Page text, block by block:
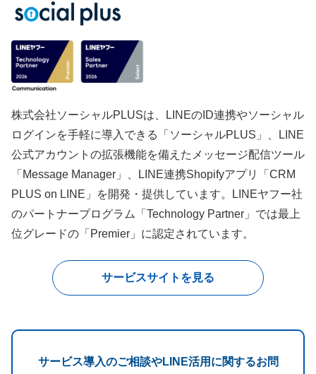
株式会社ソーシャルPLUSは、LINEのID連携やソーシャル
ログインを手軽に導入できる「ソーシャルPLUS」、LINE
公式アカウントの拡張機能を備えたメッセージ配信ツール
「Message Manager」、LINE連携Shopifyアプリ「CRM
PLUS on LINE」を開発・提供しています。LINEヤフー社
のパートナープログラム「Technology Partner」では最上
位グレードの「Premier」に認定されています。
サービスサイトを見る
サービス導入のご相談やLINE活用に関するお問